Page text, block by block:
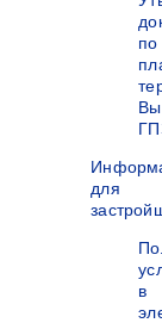
по
для
в